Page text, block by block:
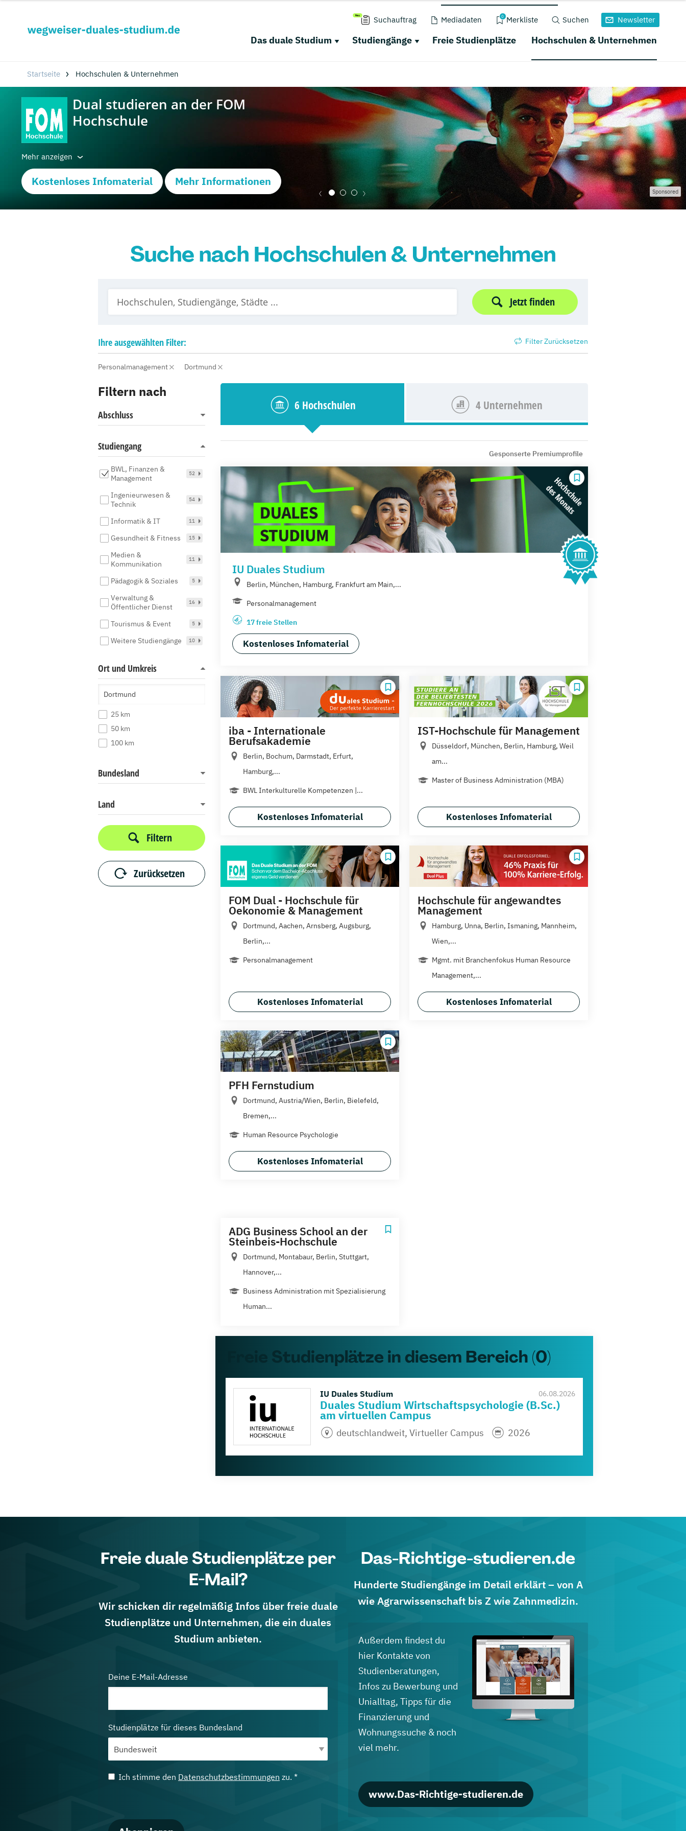
Suchauftrag Mediadaten 0 Merkliste Suchen Newsletter
Das duale Studium Studiengänge Freie Studienplätze Hochschulen & Unternehmen
Startseite Hochschulen & Unternehmen
Mehr anzeigen
Kostenloses Infomaterial Mehr Informationen
Sponsored
Suche nach Hochschulen & Unternehmen
Jetzt finden
Ihreausgewählten Filter: Filter Zurücksetzen
Personalmanagement Dortmund
Filtern nach
Abschluss
Studiengang
BWL, Finanzen &
Management
52
Ingenieurwesen &
Technik
54
Informatik & IT 11
Gesundheit & Fitness 15
Medien &
Kommunikation
11
Pädagogik & Soziales 5
Verwaltung &
Öffentlicher Dienst
16
Tourismus & Event 5
Weitere Studiengänge 10
Ort und Umkreis
25 km
50 km
100 km
Bundesland
Land
Filtern
Zurücksetzen
6 Hochschulen 4 Unternehmen
Gesponserte Premiumprofile
Hochschule
des Monats
IU Duales Studium
Berlin, München, Hamburg, Frankfurt am Main,...
Personalmanagement
17 freie Stellen
Kostenloses Infomaterial
iba - Internationale
Berufsakademie
Berlin, Bochum, Darmstadt, Erfurt,
Hamburg,...
BWL Interkulturelle Kompetenzen |...
Kostenloses Infomaterial
IST-Hochschule für Management
Düsseldorf, München, Berlin, Hamburg, Weil
am...
Master of Business Administration (MBA)
Kostenloses Infomaterial
FOM Dual - Hochschule für
Oekonomie & Management
Dortmund, Aachen, Arnsberg, Augsburg,
Berlin,...
Personalmanagement
Kostenloses Infomaterial
Hochschule für angewandtes
Management
Hamburg, Unna, Berlin, Ismaning, Mannheim,
Wien,...
Mgmt. mit Branchenfokus Human Resource
Management,...
Kostenloses Infomaterial
PFH Fernstudium
Dortmund, Austria/Wien, Berlin, Bielefeld,
Bremen,...
Human Resource Psychologie
Kostenloses Infomaterial
ADG Business School an der
Steinbeis-Hochschule
Dortmund, Montabaur, Berlin, Stuttgart,
Hannover,...
Business Administration mit Spezialisierung
Human...
Freie Studienplätze in diesem Bereich (0)
06.08.2026
IU Duales Studium
Duales Studium Wirtschaftspsychologie (B.Sc.)
am virtuellen Campus
deutschlandweit, Virtueller Campus 2026
Freie duale Studienplätze per
E-Mail?
Wir schicken dir regelmäßig Infos über freie duale
Studienplätze und Unternehmen, die ein duales
Studium anbieten.
Deine E-Mail-Adresse
Studienplätze für dieses Bundesland
Ich stimme den Datenschutzbestimmungen zu. *
Das-Richtige-studieren.de
Hunderte Studiengänge im Detail erklärt – von A
wie Agrarwissenschaft bis Z wie Zahnmedizin.
Außerdem findest du
hier Kontakte von
Studienberatungen,
Infos zu Bewerbung und
Unialltag, Tipps für die
Finanzierung und
Wohnungssuche & noch
viel mehr.
www.Das-Richtige-studieren.de